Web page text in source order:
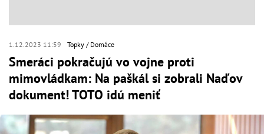
1.12.2023 11:59 Topky Domáce
Smeráci pokračujú vo vojne proti
mimovládkam: Na paškál si zobrali Naďov
dokument! TOTO idú meniť